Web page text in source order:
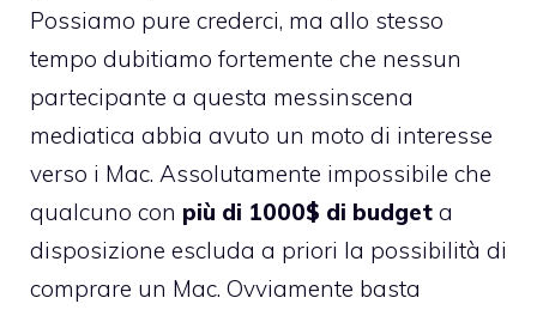
Possiamo pure crederci, ma allo stesso
tempo dubitiamo fortemente che nessun
partecipante a questa messinscena
mediatica abbia avuto un moto di interesse
verso i Mac. Assolutamente impossibile che
qualcuno con più di 1000$ di budget a
disposizione escluda a priori la possibilità di
comprare un Mac. Ovviamente basta